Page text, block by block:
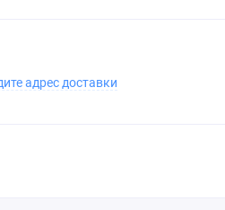
адрес доставки